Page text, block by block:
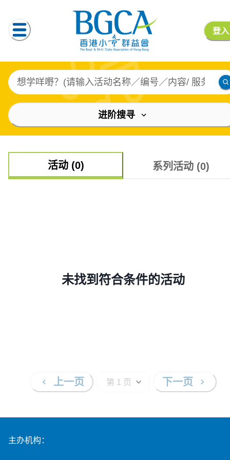
登入
进阶搜寻
活动 (0) 系列活动 (0)
未找到符合条件的活动
上一页 下一页
主办机构：